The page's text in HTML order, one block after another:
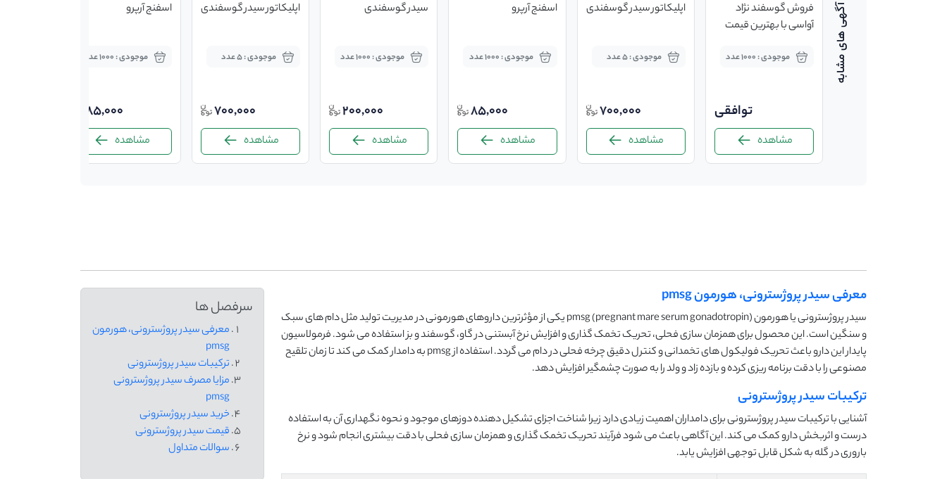
فروش گوسفند نژاد
آواسی با بهترین قیمت
موجودی : 1000 عدد
توافقی
مشاهده
اپلیکاتور سیدر گوسفندی
موجودی : 5 عدد
700,000
مشاهده
اسفنج آرپرو
موجودی : 1000 عدد
85,000
مشاهده
سیدر گوسفندی
موجودی : 1000 عدد
200,000
مشاهده
اپلیکاتور سیدر گوسفندی
موجودی : 5 عدد
700,000
مشاهده
اسفنج آرپرو
موجودی : 1000 عدد
85,000
مشاهده
معرفی سیدر پروژسترونی، هورمون pmsg
سیدر پروژسترونی یا هورمون pmsg (pregnant mare serum gonadotropin) یکی از مؤثرترین داروهای هورمونی در مدیریت تولید مثل دام های سبک
و سنگین است. این محصول برای همزمان سازی فحلی، تحریک تخمک گذاری و افزایش نرخ آبستنی در گاو، گوسفند و بز استفاده می شود. فرمولاسیون
پایدار این دارو باعث تحریک فولیکول های تخمدانی و کنترل دقیق چرخه فحلی در دام می گردد. استفاده از pmsg به دامدار کمک می کند تا زمان تلقیح
مصنوعی را با دقت برنامه ریزی کرده و بازده زاد و ولد را به صورت چشمگیر افزایش دهد.
ترکیبات سیدر پروژسترونی
آشنایی با ترکیبات سیدر پروژسترونی برای دامداران اهمیت زیادی دارد زیرا شناخت اجزای تشکیل دهنده دوزهای موجود و نحوه نگهداری آن به استفاده
درست و اثربخش دارو کمک می کند. این آگاهی باعث می شود فرآیند تحریک تخمک گذاری و همزمان سازی فحلی با دقت بیشتری انجام شود و نرخ
باروری در گله به شکل قابل توجهی افزایش یابد.
سرفصل ها
معرفی سیدر پروژسترونی، هورمون
pmsg
ترکیبات سیدر پروژسترونی
مزایا مصرف سیدر پروژسترونی
pmsg
خرید سیدر پروژسترونی
قیمت سیدر پروژسترونی
سوالات متداول